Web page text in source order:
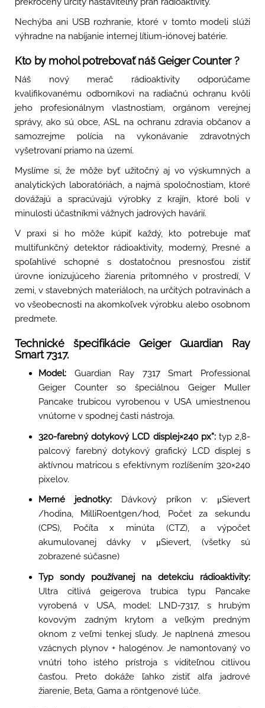
Nechýba ani USB rozhranie, ktoré v tomto modeli slúži
výhradne na nabíjanie internej lítium-iónovej batérie.
Kto by mohol potrebovať náš Geiger Counter ?
Náš nový merač rádioaktivity odporúčame
kvalifikovanému odborníkovi na radiačnú ochranu kvôli
jeho profesionálnym vlastnostiam, orgánom verejnej
správy, ako sú obce, ASL na ochranu zdravia občanov a
samozrejme polícia na vykonávanie zdravotných
vyšetrovaní priamo na území.
Myslíme si, že môže byť užitočný aj vo výskumných a
analytických laboratóriách, a najmä spoločnostiam, ktoré
dovážajú a spracúvajú výrobky z krajín, ktoré boli v
minulosti účastníkmi vážnych jadrových havárií.
V praxi si ho môže kúpiť každý, kto potrebuje mať
multifunkčný detektor rádioaktivity, moderný, Presné a
spoľahlivé schopné s dostatočnou presnosťou zistiť
úrovne ionizujúceho žiarenia prítomného v prostredí, V
zemi, v stavebných materiáloch, na určitých potravinách a
vo všeobecnosti na akomkoľvek výrobku alebo osobnom
predmete.
Technické špecifikácie Geiger Guardian Ray
Smart 7317.
Model: Guardian Ray 7317 Smart Professional
Geiger Counter so špeciálnou Geiger Muller
Pancake trubicou vyrobenou v USA umiestnenou
vnútorne v spodnej časti nástroja.
320-farebný dotykový LCD displej×240 px”: typ 2,8-
palcový farebný dotykový grafický LCD displej s
aktívnou matricou s efektívnym rozlíšením 320×240
pixelov.
Merné jednotky: Dávkový príkon v: μSievert
/hodina, MilliRoentgen/hod, Počet za sekundu
(CPS), Počíta x minúta (CTZ), a výpočet
akumulovanej dávky v μSievert, (všetky sú
zobrazené súčasne)
Typ sondy používanej na detekciu rádioaktivity:
Ultra citlivá geigerova trubica typu Pancake
vyrobená v USA, model: LND-7317, s hrubým
kovovým zadným krytom a veľkým predným
oknom z veľmi tenkej sľudy. Je naplnená zmesou
vzácnych plynov + halogénov. Je namontovaný vo
vnútri toho istého prístroja s viditeľnou citlivou
časťou. Preto dokáže ľahko zistiť alfa jadrové
žiarenie, Beta, Gama a röntgenové lúče.